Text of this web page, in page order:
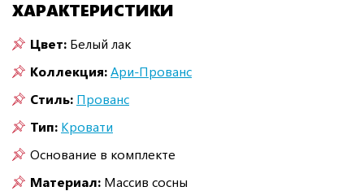
ХАРАКТЕРИСТИКИ
Цвет: Белый лак
Коллекция:Ари-Прованс
Стиль: Прованс
Тип: Кровати
Основание в комплекте
Материал: Массив сосны